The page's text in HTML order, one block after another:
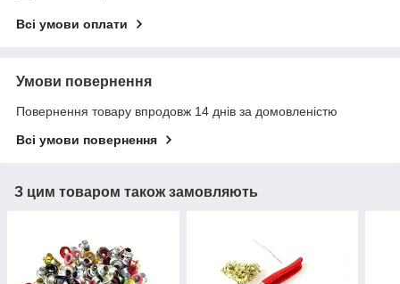
Всі умови оплати
Умови повернення
Повернення товару впродовж 14 днів за домовленістю
Всі умови повернення
З цим товаром також замовляють